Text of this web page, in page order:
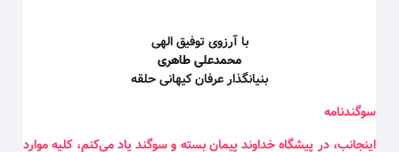
با آرزوی توفیق الهی
محمدعلی طاهری
بنیانگذار عرفان کیهانی حلقه
سوگندنامه
اینجانب، در پیشگاه خداوند پیمان بسته و سوگند یاد می‌کنم، کلیه موارد